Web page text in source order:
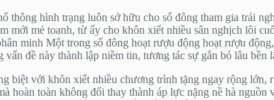
thông hình trạng luôn sở hữu cho số đông tham gia trải
mới mẻ toanh, từ ấy cho khôn xiết nhiều sân nghịch lôi
minh Một trong số đông hoạt rượu động hoạt rượu
đề này thành lập niềm tin, tương tác sự gắn bó lâu bền
biệt với khôn xiết nhiều chương trình tặng ngay rộng
hoàn toàn không đổi thay thành áp lực nặng nề hà